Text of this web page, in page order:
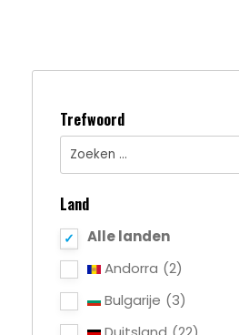
Trefwoord
Land
Alle landen
Andorra (2)
Bulgarije (3)